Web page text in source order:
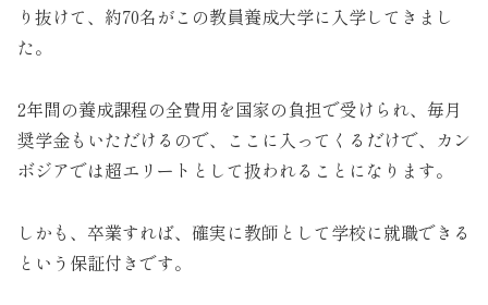
り抜けて、約70名がこの教員養成大学に入学してきまし
た。
2年間の養成課程の全費用を国家の負担で受けられ、毎月
奨学金もいただけるので、ここに入ってくるだけで、カン
ボジアでは超エリートとして扱われることになります。
しかも、卒業すれば、確実に教師として学校に就職できる
という保証付きです。